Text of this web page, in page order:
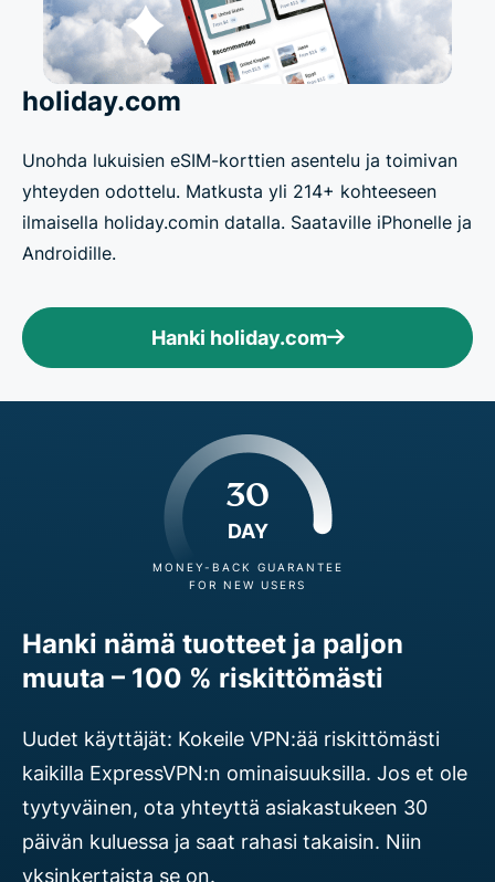
holiday.com
Unohda lukuisien eSIM-korttien asentelu ja toimivan
yhteyden odottelu. Matkusta yli 214+ kohteeseen
ilmaisella holiday.comin datalla. Saataville iPhonelle ja
Androidille.
Hanki holiday.com
30
DAY
MONEY-BACK GUARANTEE
FOR NEW USERS
Hanki nämä tuotteet ja paljon
muuta – 100 % riskittömästi
Uudet käyttäjät: Kokeile VPN:ää riskittömästi
kaikilla ExpressVPN:n ominaisuuksilla. Jos et ole
tyytyväinen, ota yhteyttä asiakastukeen 30
päivän kuluessa ja saat rahasi takaisin. Niin
yksinkertaista se on.